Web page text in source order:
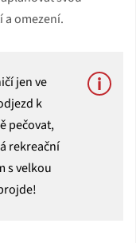
a omezení.
jen ve
k
pečovat,
rekreační
s velkou